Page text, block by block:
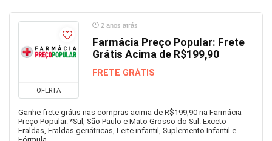
OFERTA
2 anos atrás
Farmácia Preço Popular: Frete
Grátis Acima de R$199,90
FRETE GRÁTIS
Ganhe frete grátis nas compras acima de R$199,90 na Farmácia
Preço Popular. *Sul, São Paulo e Mato Grosso do Sul. Exceto
Fraldas, Fraldas geriátricas, Leite infantil, Suplemento Infantil e